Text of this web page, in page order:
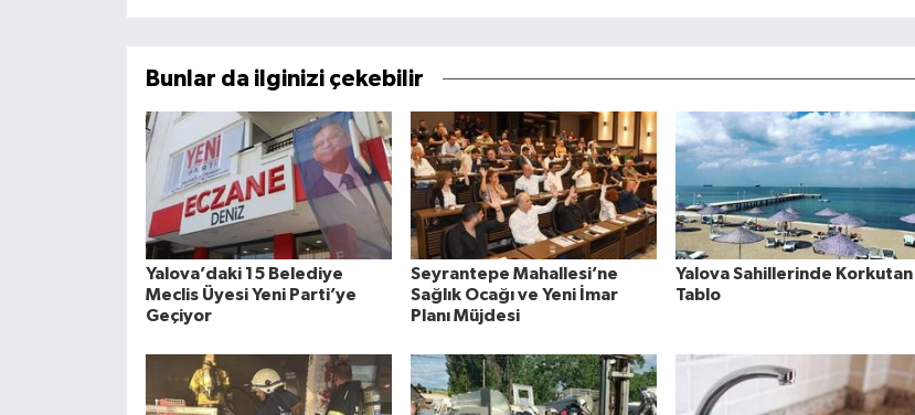
Bunlar da ilginizi çekebilir
Yalova’daki 15 Belediye
Meclis Üyesi Yeni Parti’ye
Geçiyor
Seyrantepe Mahallesi’ne
Sağlık Ocağı ve Yeni İmar
Planı Müjdesi
Yalova Sahillerinde Korkutan
Tablo